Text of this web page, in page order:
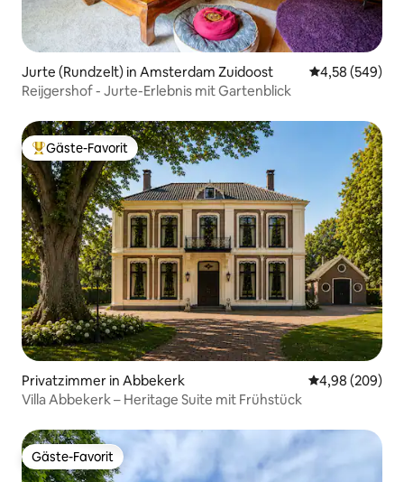
Jurte (Rundzelt) in Amsterdam Zuidoost
4,58 (549)
Reijgershof - Jurte-Erlebnis mit Gartenblick
Beliebter Gäste-Favorit.
Gäste-Favorit
Privatzimmer in Abbekerk
4,98 (209)
Villa Abbekerk – Heritage Suite mit Frühstück
Gäste-Favorit
Gäste-Favorit